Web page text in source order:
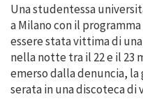
Una studentessa
a Milano con il
essere stata vittima di
nella notte tra il 22 e il 23
emerso dalla denuncia,
serata in una discoteca